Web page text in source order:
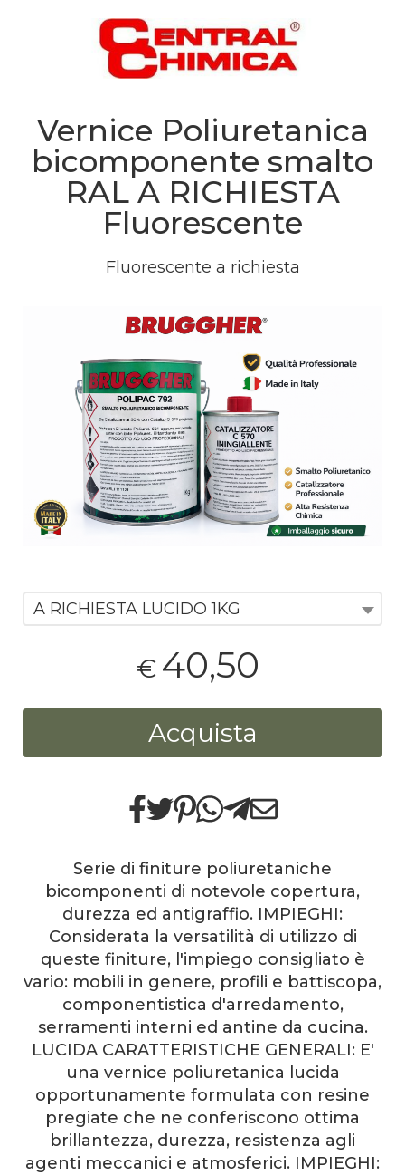
Vernice Poliuretanica
bicomponente smalto
RAL A RICHIESTA
Fluorescente
Fluorescente a richiesta
A RICHIESTA LUCIDO 1KG
€ 40,50
Acquista
​Serie di finiture poliuretaniche
bicomponenti di notevole copertura,
durezza ed antigraffio. IMPIEGHI:
Considerata la versatilità di utilizzo di
queste finiture, l'impiego consigliato è
vario: mobili in genere, profili e battiscopa,
componentistica d'arredamento,
serramenti interni ed antine da cucina.
LUCIDA CARATTERISTICHE GENERALI: E'
una vernice poliuretanica lucida
opportunamente formulata con resine
pregiate che ne conferiscono ottima
brillantezza, durezza, resistenza agli
agenti meccanici e atmosferici. IMPIEGHI: